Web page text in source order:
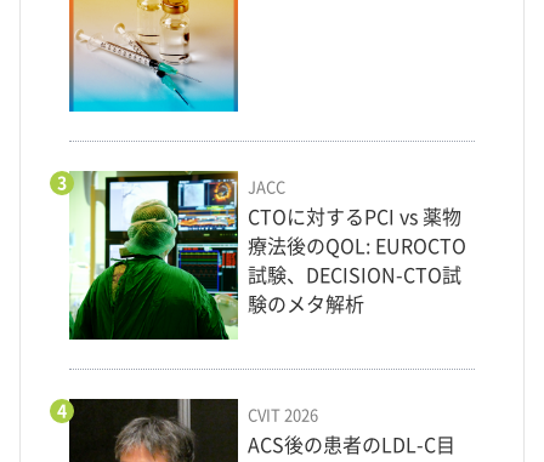
3 JACC
CTOに対するPCI vs 薬物
療法後のQOL: EUROCTO
試験、DECISION-CTO試
験のメタ解析
4 CVIT 2026
ACS後の患者のLDL-C目